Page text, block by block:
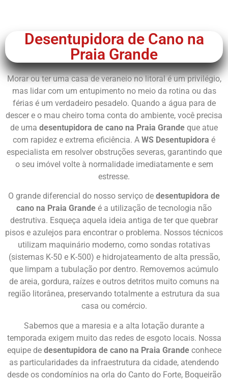
Desentupidora de Cano na
Praia Grande
Morar ou ter uma casa de veraneio no litoral é um privilégio,
mas lidar com um entupimento no meio da rotina ou das
férias é um verdadeiro pesadelo. Quando a água para de
descer e o mau cheiro toma conta do ambiente, você precisa
de uma desentupidora de cano na Praia Grande que atue
com rapidez e extrema eficiência. A WS Desentupidora é
especialista em resolver obstruções severas, garantindo que
o seu imóvel volte à normalidade imediatamente e sem
estresse.
O grande diferencial do nosso serviço de desentupidora de
cano na Praia Grande é a utilização de tecnologia não
destrutiva. Esqueça aquela ideia antiga de ter que quebrar
pisos e azulejos para encontrar o problema. Nossos técnicos
utilizam maquinário moderno, como sondas rotativas
(sistemas K-50 e K-500) e hidrojateamento de alta pressão,
que limpam a tubulação por dentro. Removemos acúmulo
de areia, gordura, raízes e outros detritos muito comuns na
região litorânea, preservando totalmente a estrutura da sua
casa ou comércio.
Sabemos que a maresia e a alta lotação durante a
temporada exigem muito das redes de esgoto locais. Nossa
equipe de desentupidora de cano na Praia Grandeconhece
as particularidades da infraestrutura da cidade, atendendo
desde os condomínios na orla do Canto do Forte, Boqueirão